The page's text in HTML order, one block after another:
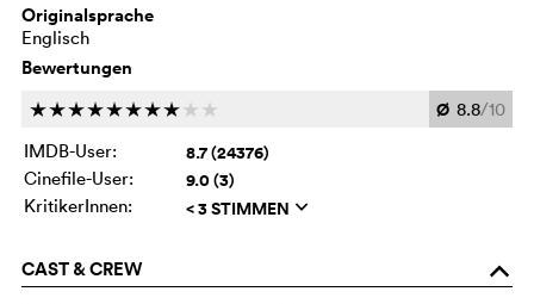
Originalsprache
Englisch
Bewertungen
cccccccc c c Ø 8.8/10
IMDB-User:
8.7 (24376)
Cinefile-User: 9.0 (3)
KritikerInnen: < 3 STIMMEN q
CAST & CREW o